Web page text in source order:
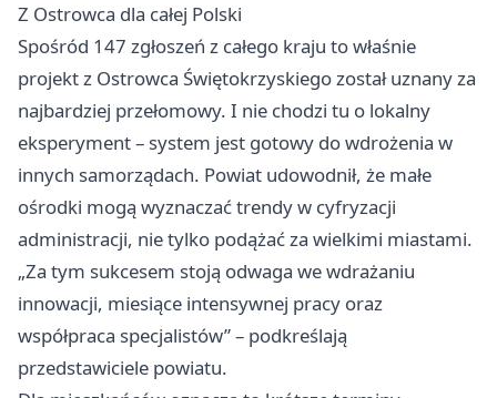
Z Ostrowca dla całej Polski
Spośród 147 zgłoszeń z całego kraju to właśnie
projekt z Ostrowca Świętokrzyskiego został uznany za
najbardziej przełomowy. I nie chodzi tu o lokalny
eksperyment – system jest gotowy do wdrożenia w
innych samorządach. Powiat udowodnił, że małe
ośrodki mogą wyznaczać trendy w cyfryzacji
administracji, nie tylko podążać za wielkimi miastami.
„Za tym sukcesem stoją odwaga we wdrażaniu
innowacji, miesiące intensywnej pracy oraz
współpraca specjalistów” – podkreślają
przedstawiciele powiatu.